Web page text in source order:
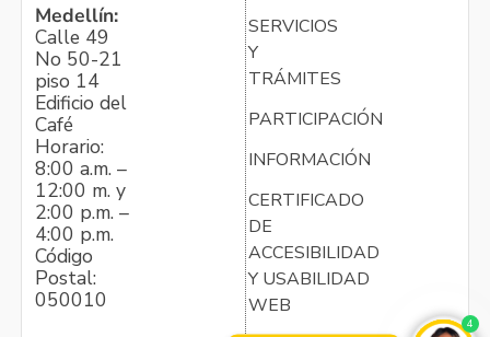
Medellín:
Calle 49
No 50-21
piso 14
Edificio del
Café
Horario:
8:00 a.m. –
12:00 m. y
2:00 p.m. –
4:00 p.m.
Código
Postal:
050010
SERVICIOS
Y
TRÁMITES
PARTICIPACIÓN
INFORMACIÓN
CERTIFICADO
DE
ACCESIBILIDAD
Y USABILIDAD
WEB
4